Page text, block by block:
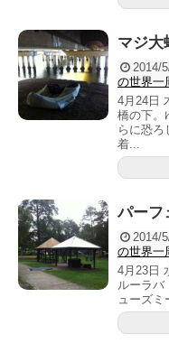
マジ大
2014/
の世界一
4月24日
橋の下。
らに恐ろ
着...
パーフ
2014/
の世界一
4月23日
ルーラ
ューズ